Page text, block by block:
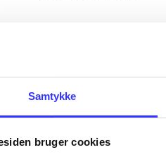
Samtykke
bruger cookies